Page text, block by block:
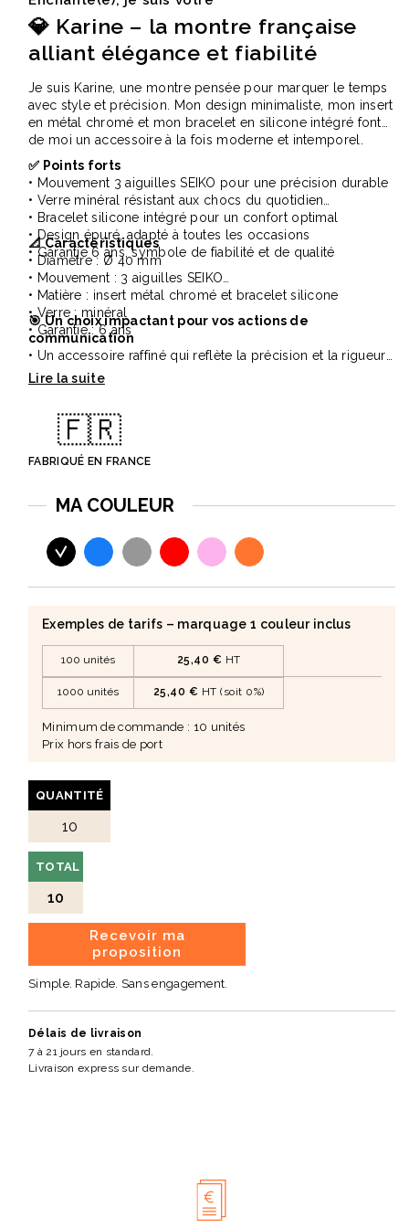
💎 Karine – la montre française
alliant élégance et fiabilité
Je suis Karine, une montre pensée pour marquer le temps
avec style et précision. Mon design minimaliste, mon insert
en métal chromé et mon bracelet en silicone intégré font
de moi un accessoire à la fois moderne et intemporel.
✅ Points forts
• Mouvement 3 aiguilles SEIKO pour une précision durable
• Verre minéral résistant aux chocs du quotidien
• Bracelet silicone intégré pour un confort optimal
• Design épuré, adapté à toutes les occasions
• Garantie 6 ans, symbole de fiabilité et de qualité
📐 Caractéristiques
• Diamètre : Ø 40 mm
• Mouvement : 3 aiguilles SEIKO
• Matière : insert métal chromé et bracelet silicone
• Verre : minéral
• Garantie : 6 ans
🎯 Un choix impactant pour vos actions de
communication
• Un accessoire raffiné qui reflète la précision et la rigueur
de votre marque
• Un objet durable et élégant qui associe utilité et image de
marque premium
🇫🇷
FABRIQUÉ EN FRANCE
MA COULEUR
Exemples de tarifs – marquage 1 couleur inclus
100 unités 25,40 € HT
1000 unités 25,40 € HT (soit 0%)
Minimum de commande : 10 unités
Prix hors frais de port
QUANTITÉ
TOTAL
10
Recevoir ma
proposition
Simple. Rapide. Sans engagement.
Délais de livraison
7 à 21 jours en standard.
Livraison express sur demande.